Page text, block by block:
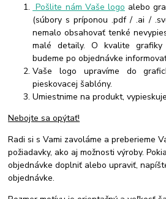
Pošlite nám Vaše logo alebo
(súbory s príponou .pdf / .ai /
nemalo obsahovať tenké
malé detaily. O kvalite
budeme po objednávke
Vaše logo upravíme do
pieskovacej šablóny.
Umiestnime na produkt,
Nebojte sa opýtať!
Radi si s Vami zavoláme a preberieme
požiadavky, ako aj možnosti výroby.
objednávke doplniť alebo upraviť,
objednávke.